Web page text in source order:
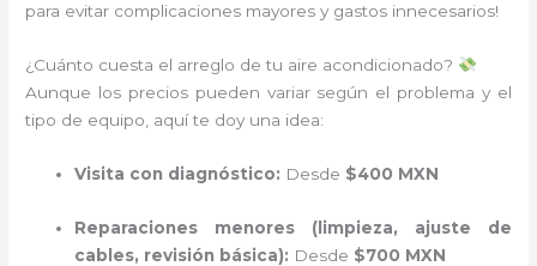
para evitar complicaciones mayores y gastos innecesarios!
¿Cuánto cuesta el arreglo de tu aire acondicionado?
Aunque los precios pueden variar según el problema y el
tipo de equipo, aquí te doy una idea:
Visita con diagnóstico: Desde $400 MXN
Reparaciones menores (limpieza, ajuste de
cables, revisión básica): Desde $700 MXN